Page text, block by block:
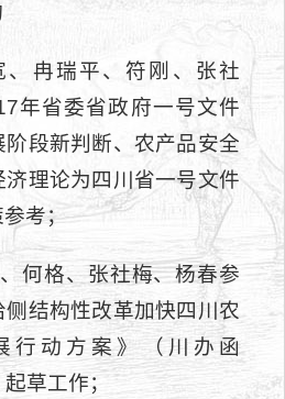
、冉瑞平、符刚、张社
年省委省政府一号文件
段新判断、农产品安全
理论为四川省一号文件
考；
、何格、张社梅、杨春参
结构性改革加快四川农
行动方案》（川办函
草工作；